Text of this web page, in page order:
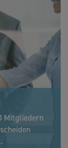
Mitgliedern